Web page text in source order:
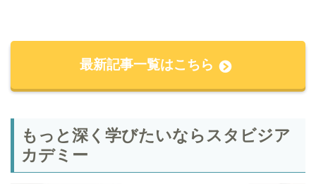
最新記事一覧はこちら
もっと深く学びたいならスタビジア
カデミー